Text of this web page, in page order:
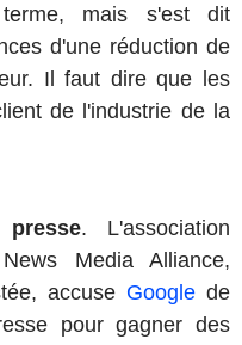
mais s'est dit
d'une réduction de
Il faut dire que les
de l'industrie de la
. L'association
Media Alliance,
accuse Google de
pour gagner des